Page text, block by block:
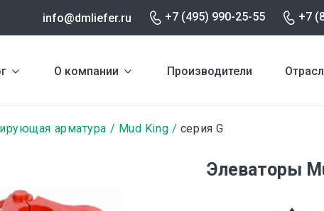
info@dmliefer.ru +7 (495) 990-25-55 +7
О компании Производители
арматура Mud King серия G
Элеваторы